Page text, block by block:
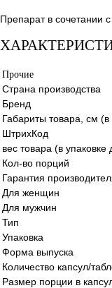
Препарат в сочетании
Прочие
Страна производства
Бренд
Габариты товара, см
ШтрихКод
вес товара (в упаковке
Кол-во порций
Гарантия
Для женщин
Для мужчин
Тип
Упаковка
Форма выпуска
Количество капсул/
Размер порции в